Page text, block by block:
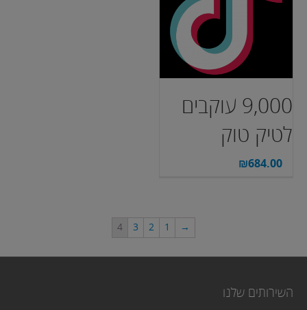
9,000 עוקבים
לטיק טוק
₪684.00
→
1
2
3
4
השירותים שלנו